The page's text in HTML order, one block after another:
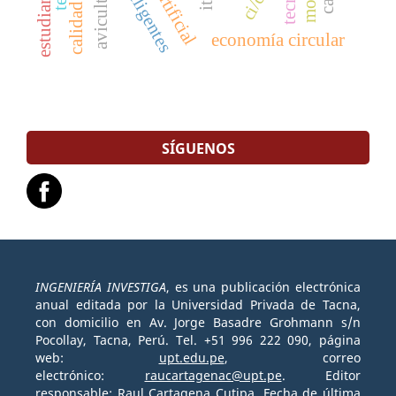
economía circular
SÍGUENOS
INGENIERÍA INVESTIGA, es una publicación electrónica
anual editada por la Universidad Privada de Tacna,
con domicilio en Av. Jorge Basadre Grohmann s/n
Pocollay, Tacna, Perú. Tel. +51 996 222 090, página
web: upt.edu.pe, correo
electrónico: raucartagenac@upt.pe. Editor